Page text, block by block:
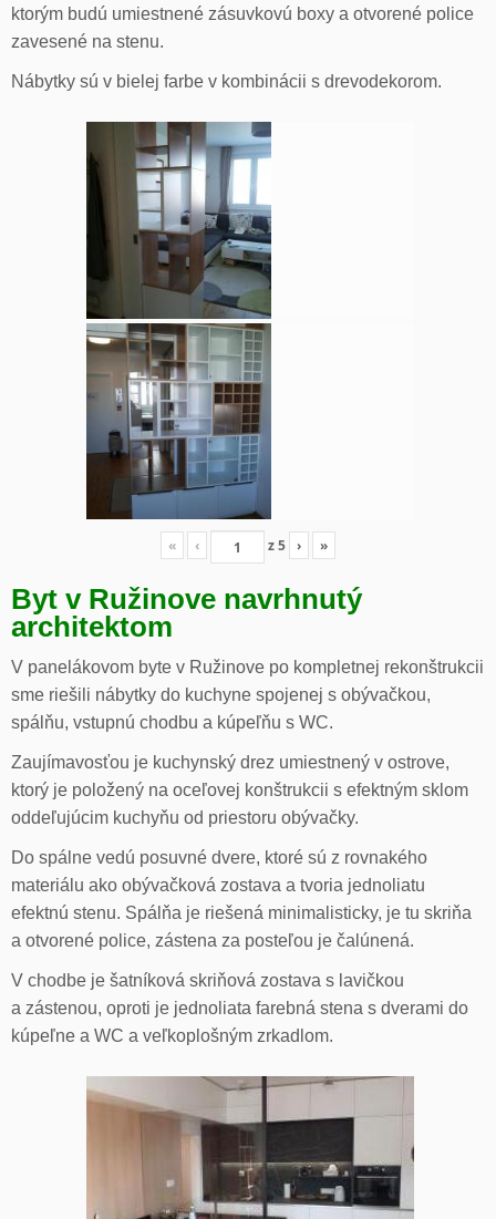
ktorým budú umiestnené zásuvkovú boxy a otvorené police
zavesené na stenu.
Nábytky sú v bielej farbe v kombinácii s drevodekorom.
« ‹ z5 › »
Byt v Ružinove navrhnutý
architektom
V panelákovom byte v Ružinove po kompletnej rekonštrukcii
sme riešili nábytky do kuchyne spojenej s obývačkou,
spálňu, vstupnú chodbu a kúpeľňu s WC.
Zaujímavosťou je kuchynský drez umiestnený v ostrove,
ktorý je položený na oceľovej konštrukcii s efektným sklom
oddeľujúcim kuchyňu od priestoru obývačky.
Do spálne vedú posuvné dvere, ktoré sú z rovnakého
materiálu ako obývačková zostava a tvoria jednoliatu
efektnú stenu. Spálňa je riešená minimalisticky, je tu skriňa
a otvorené police, zástena za posteľou je čalúnená.
V chodbe je šatníková skriňová zostava s lavičkou
a zástenou, oproti je jednoliata farebná stena s dverami do
kúpeľne a WC a veľkoplošným zrkadlom.